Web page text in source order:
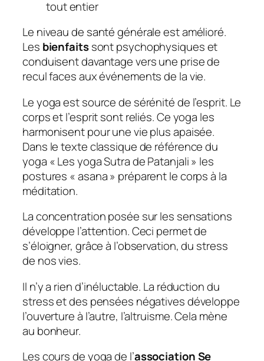
tout entier
Le niveau de santé générale est amélioré.
Les bienfaitssont psychophysiques et
conduisent davantage vers une prise de
recul faces aux événements de la vie.
Le yoga est source de sérénité de l’esprit. Le
corps et l’esprit sont reliés. Ce yoga les
harmonisent pour une vie plus apaisée.
Dans le texte classique de référence du
yoga « Les yoga Sutra de Patanjali » les
postures « asana » préparent le corps à la
méditation.
La concentration posée sur les sensations
développe l’attention. Ceci permet de
s’éloigner, grâce à l’observation, du stress
de nos vies.
Il n’y a rien d’inéluctable. La réduction du
stress et des pensées négatives développe
l’ouverture à l’autre, l’altruisme. Cela mène
au bonheur.
Les cours de yoga de l’association Se